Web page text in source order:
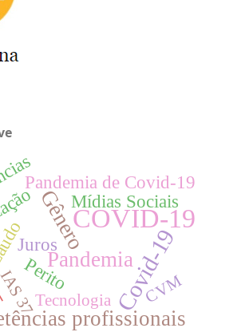
COVID-19
Covid-19
Gênero
Pandemia
profissionais
Pandemia de Covid-19
Juros
Perito
Mídias Sociais
Tecnologia
37 CVM